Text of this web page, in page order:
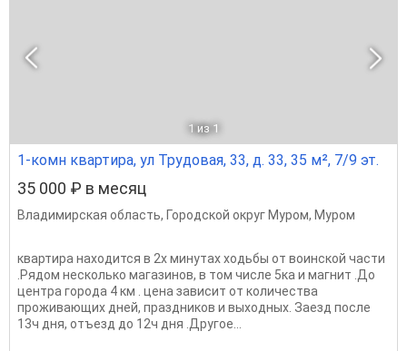
1 из 1
1-комн квартира, ул Трудовая, 33, д. 33, 35 м², 7/9 эт.
35 000 ₽ в месяц
Владимирская область, Городской округ Муром, Муром
квартира находится в 2х минутах ходьбы от воинской части
.Рядом несколько магазинов, в том числе 5ка и магнит .До
центра города 4 км . цена зависит от количества
проживающих дней, праздников и выходных. Заезд после
13ч дня, отъезд до 12ч дня .Другое...